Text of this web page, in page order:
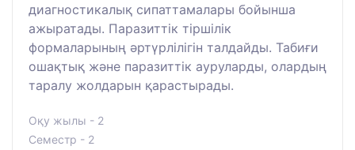
диагностикалық сипаттамалары бойынша
ажыратады. Паразиттік тіршілік
формаларының әртүрлілігін талдайды. Табиғи
ошақтық және паразиттік ауруларды, олардың
таралу жолдарын қарастырады.
Оқу жылы - 2
Семестр - 2